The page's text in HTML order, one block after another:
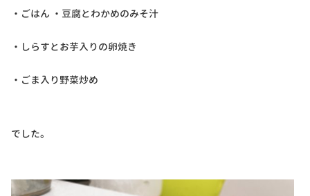
・ごはん ・豆腐とわかめのみそ汁
・しらすとお芋入りの卵焼き
・ごま入り野菜炒め
でした。